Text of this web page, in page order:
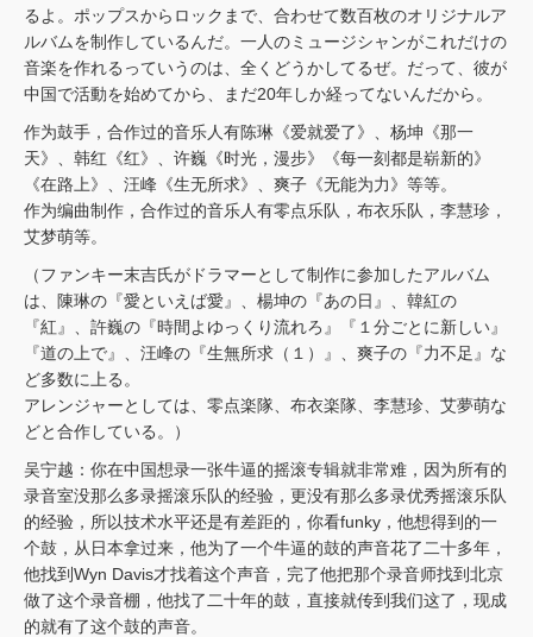
るよ。ポップスからロックまで、合わせて数百枚のオリジナルア
ルバムを制作しているんだ。一人のミュージシャンがこれだけの
音楽を作れるっていうのは、全くどうかしてるぜ。だって、彼が
中国で活動を始めてから、まだ20年しか経ってないんだから。
作为鼓手，合作过的音乐人有陈琳《爱就爱了》、杨坤《那一
天》、韩红《红》、许巍《时光，漫步》《每一刻都是崭新的》
《在路上》、汪峰《生无所求》、爽子《无能为力》等等。
作为编曲制作，合作过的音乐人有零点乐队，布衣乐队，李慧珍，
艾梦萌等。
（ファンキー末吉氏がドラマーとして制作に参加したアルバム
は、陳琳の『愛といえば愛』、楊坤の『あの日』、韓紅の
『紅』、許巍の『時間よゆっくり流れろ』『１分ごとに新しい』
『道の上で』、汪峰の『生無所求（１）』、爽子の『力不足』な
ど多数に上る。
アレンジャーとしては、零点楽隊、布衣楽隊、李慧珍、艾夢萌な
どと合作している。）
吴宁越：你在中国想录一张牛逼的摇滚专辑就非常难，因为所有的
录音室没那么多录摇滚乐队的经验，更没有那么多录优秀摇滚乐队
的经验，所以技术水平还是有差距的，你看funky，他想得到的一
个鼓，从日本拿过来，他为了一个牛逼的鼓的声音花了二十多年，
他找到Wyn Davis才找着这个声音，完了他把那个录音师找到北京
做了这个录音棚，他找了二十年的鼓，直接就传到我们这了，现成
的就有了这个鼓的声音。